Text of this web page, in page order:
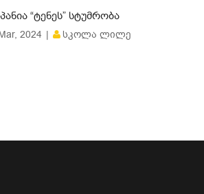
“ᲢᲔᲜᲔᲡ” ᲡᲢᲣᲛᲠᲝᲑᲐ
2024 ᲡᲙᲝᲚᲐ ᲚᲘᲚᲔ